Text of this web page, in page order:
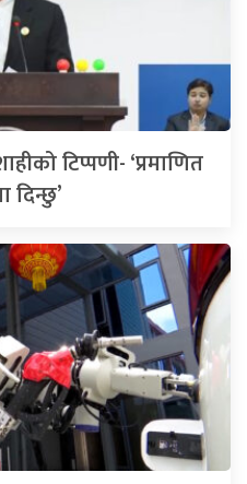
टिप्पणी- ‘प्रमाणित
दिन्छु’